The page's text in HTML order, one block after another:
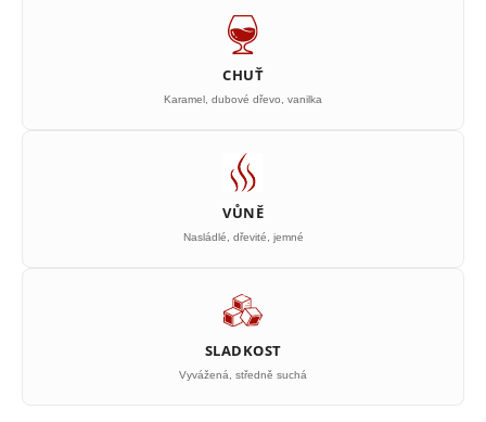
CHUŤ
Karamel, dubové dřevo, vanilka
VŮNĚ
Nasládlé, dřevité, jemné
SLADKOST
Vyvážená, středně suchá